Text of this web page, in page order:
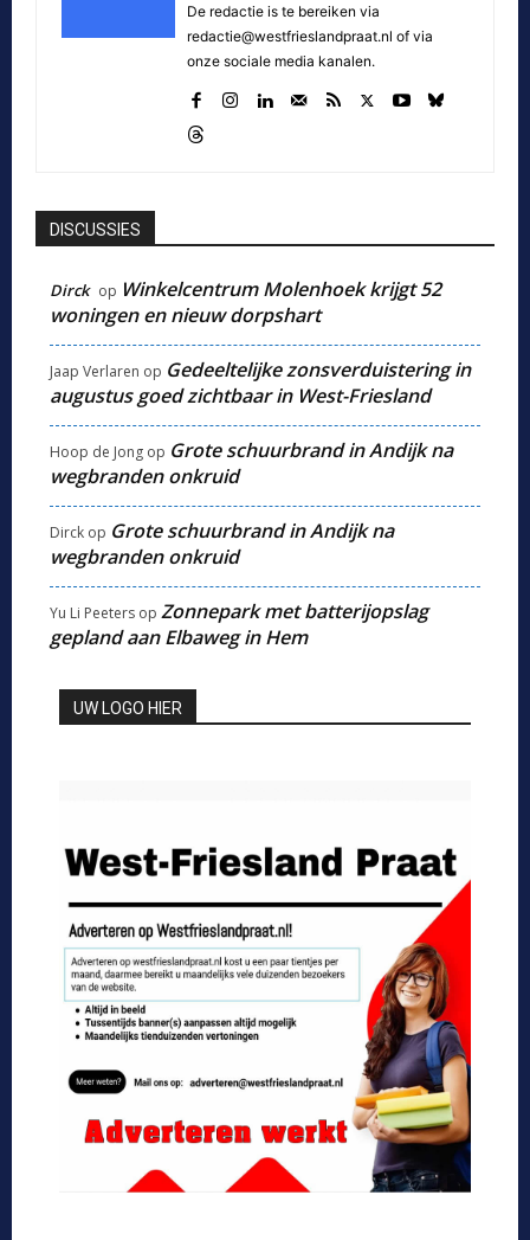
De redactie is te bereiken via
redactie@westfrieslandpraat.nl of via
onze sociale media kanalen.
DISCUSSIES
Dirck op Winkelcentrum Molenhoek krijgt 52
woningen en nieuw dorpshart
Jaap Verlaren op Gedeeltelijke zonsverduistering in
augustus goed zichtbaar in West-Friesland
Hoop de Jong op Grote schuurbrand in Andijk na
wegbranden onkruid
Dirck op Grote schuurbrand in Andijk na
wegbranden onkruid
Yu Li Peeters op Zonnepark met batterijopslag
gepland aan Elbaweg in Hem
UW LOGO HIER